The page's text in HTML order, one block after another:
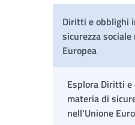
Diritti e obblighi
sicurezza
Europea
Apri
Esplora Diritti
materia di
nell'Unione